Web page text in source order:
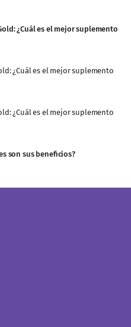
¿Cuál es el mejor suplemento
¿Cuál es el mejor suplemento
¿Cuál es el mejor suplemento
son sus beneficios?